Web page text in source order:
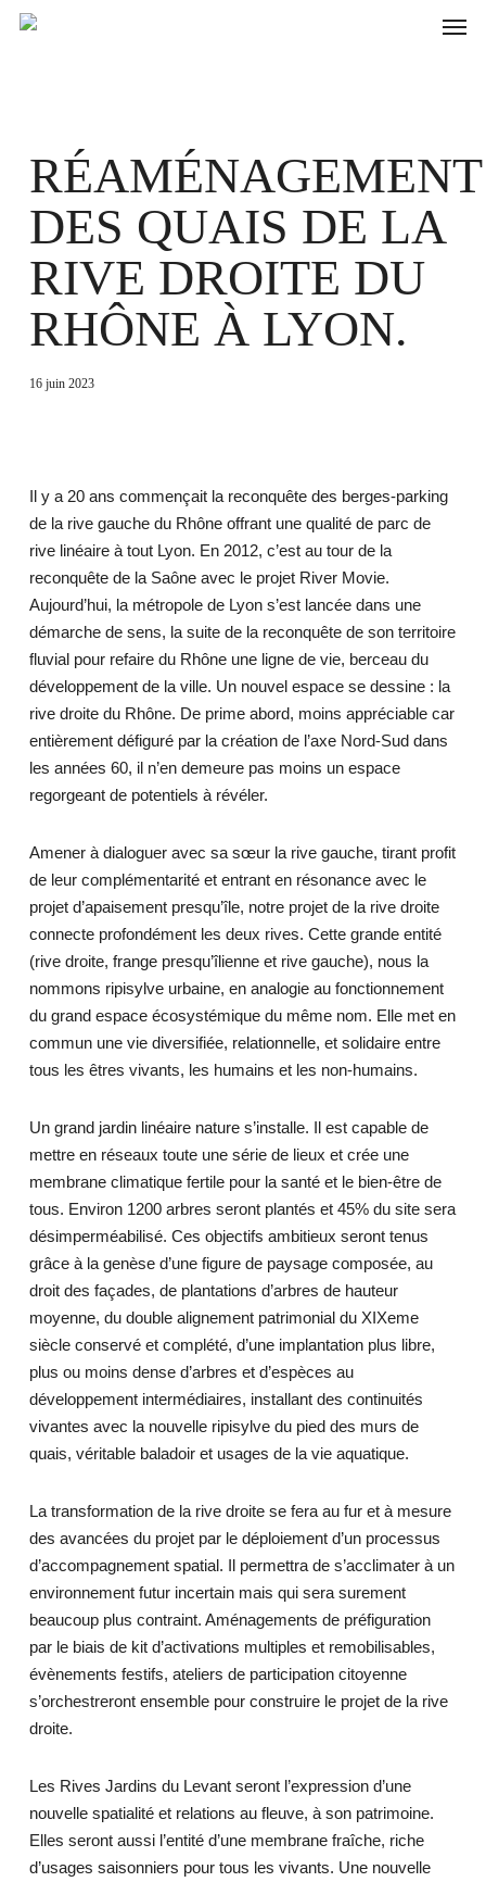
Skip
RÉAMÉNAGEMENT
DES QUAIS DE LA
RIVE DROITE DU
RHÔNE À LYON.
16 juin 2023
Il y a 20 ans commençait la reconquête des berges-parking
de la rive gauche du Rhône offrant une qualité de parc de
rive linéaire à tout Lyon. En 2012, c’est au tour de la
reconquête de la Saône avec le projet River Movie.
Aujourd’hui, la métropole de Lyon s’est lancée dans une
démarche de sens, la suite de la reconquête de son territoire
fluvial pour refaire du Rhône une ligne de vie, berceau du
développement de la ville. Un nouvel espace se dessine : la
rive droite du Rhône. De prime abord, moins appréciable car
entièrement défiguré par la création de l’axe Nord-Sud dans
les années 60, il n’en demeure pas moins un espace
regorgeant de potentiels à révéler.
Amener à dialoguer avec sa sœur la rive gauche, tirant profit
de leur complémentarité et entrant en résonance avec le
projet d’apaisement presqu’île, notre projet de la rive droite
connecte profondément les deux rives. Cette grande entité
(rive droite, frange presqu’îlienne et rive gauche), nous la
nommons ripisylve urbaine, en analogie au fonctionnement
du grand espace écosystémique du même nom. Elle met en
commun une vie diversifiée, relationnelle, et solidaire entre
tous les êtres vivants, les humains et les non-humains.
Un grand jardin linéaire nature s’installe. Il est capable de
mettre en réseaux toute une série de lieux et crée une
membrane climatique fertile pour la santé et le bien-être de
tous. Environ 1200 arbres seront plantés et 45% du site sera
désimperméabilisé. Ces objectifs ambitieux seront tenus
grâce à la genèse d’une figure de paysage composée, au
droit des façades, de plantations d’arbres de hauteur
moyenne, du double alignement patrimonial du XIXeme
siècle conservé et complété, d’une implantation plus libre,
plus ou moins dense d’arbres et d’espèces au
développement intermédiaires, installant des continuités
vivantes avec la nouvelle ripisylve du pied des murs de
quais, véritable baladoir et usages de la vie aquatique.
La transformation de la rive droite se fera au fur et à mesure
des avancées du projet par le déploiement d’un processus
d’accompagnement spatial. Il permettra de s’acclimater à un
environnement futur incertain mais qui sera surement
beaucoup plus contraint. Aménagements de préfiguration
par le biais de kit d’activations multiples et remobilisables,
évènements festifs, ateliers de participation citoyenne
s’orchestreront ensemble pour construire le projet de la rive
droite.
Les Rives Jardins du Levant seront l’expression d’une
nouvelle spatialité et relations au fleuve, à son patrimoine.
Elles seront aussi l’entité d’une membrane fraîche, riche
d’usages saisonniers pour tous les vivants. Une nouvelle